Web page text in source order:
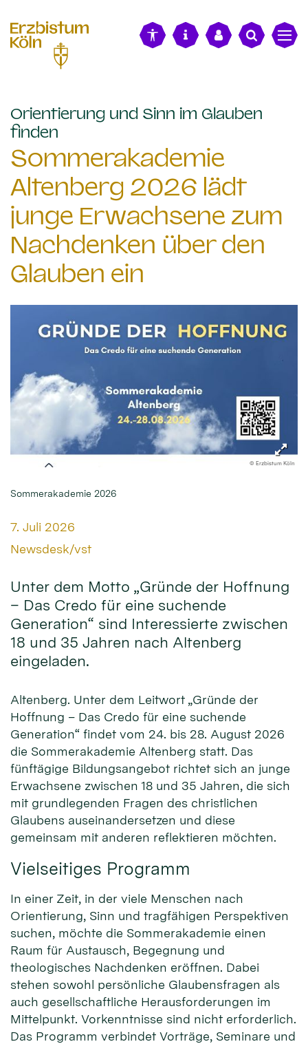
Orientierung und Sinn im Glauben
finden
Sommerakademie
Altenberg 2026 lädt
junge Erwachsene zum
Nachdenken über den
Glauben ein
© Erzbistum Köln
Sommerakademie 2026
Datum:
7. Juli 2026
Von:
Newsdesk/vst
Unter dem Motto „Gründe der Hoffnung
– Das Credo für eine suchende
Generation“ sind Interessierte zwischen
18 und 35 Jahren nach Altenberg
eingeladen.
Altenberg. Unter dem Leitwort „Gründe der
Hoffnung – Das Credo für eine suchende
Generation“ findet vom 24. bis 28. August 2026
die Sommerakademie Altenberg statt. Das
fünftägige Bildungsangebot richtet sich an junge
Erwachsene zwischen 18 und 35 Jahren, die sich
mit grundlegenden Fragen des christlichen
Glaubens auseinandersetzen und diese
gemeinsam mit anderen reflektieren möchten.
Vielseitiges Programm
In einer Zeit, in der viele Menschen nach
Orientierung, Sinn und tragfähigen Perspektiven
suchen, möchte die Sommerakademie einen
Raum für Austausch, Begegnung und
theologisches Nachdenken eröffnen. Dabei
stehen sowohl persönliche Glaubensfragen als
auch gesellschaftliche Herausforderungen im
Mittelpunkt. Vorkenntnisse sind nicht erforderlich.
Das Programm verbindet Vorträge, Seminare und